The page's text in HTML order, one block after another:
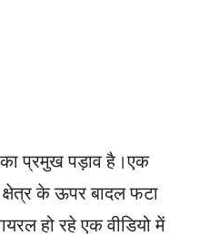
का प्रमुख पड़ाव है।एक
क्षेत्र के ऊपर बादल फटा
हो रहे एक वीडियो में